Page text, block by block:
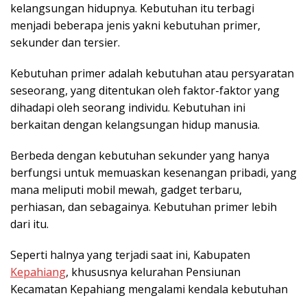
kelangsungan hidupnya. Kebutuhan itu terbagi
menjadi beberapa jenis yakni kebutuhan primer,
sekunder dan tersier.
Kebutuhan primer adalah kebutuhan atau persyaratan
seseorang, yang ditentukan oleh faktor-faktor yang
dihadapi oleh seorang individu. Kebutuhan ini
berkaitan dengan kelangsungan hidup manusia.
Berbeda dengan kebutuhan sekunder yang hanya
berfungsi untuk memuaskan kesenangan pribadi, yang
mana meliputi mobil mewah, gadget terbaru,
perhiasan, dan sebagainya. Kebutuhan primer lebih
dari itu.
Seperti halnya yang terjadi saat ini, Kabupaten
Kepahiang, khususnya kelurahan Pensiunan
Kecamatan Kepahiang mengalami kendala kebutuhan